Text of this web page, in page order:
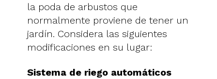
la poda de arbustos que
normalmente proviene de tener un
jardín. Considera las siguientes
modificaciones en su lugar:
Sistema de riego automáticos